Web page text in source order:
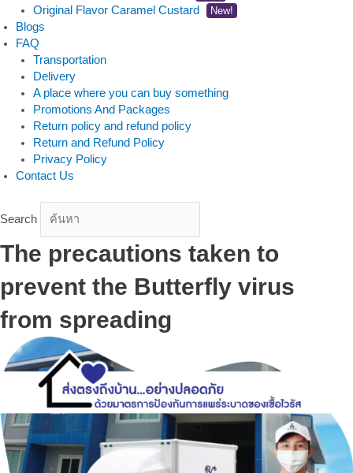
Original Flavor Caramel Custard New!
Blogs
FAQ
Transportation
Delivery
A place where you can buy something
Promotions And Packages
Return policy and refund policy
Return and Refund Policy
Privacy Policy
Contact Us
Search
The precautions taken to
prevent the Butterfly virus
from spreading